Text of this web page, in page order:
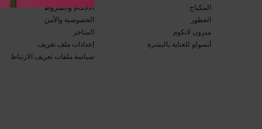
المكياج​
العطور​
ميزون لانكوم​
أبسولو للعناية بالبشرة​
الأحكام والشروط​
الخصوصية والأمن​
المتاجر​
إعدادات ملف تعريف
سياسة ملفات تعريف الارتباط